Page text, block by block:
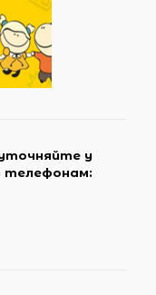
у
телефонам: